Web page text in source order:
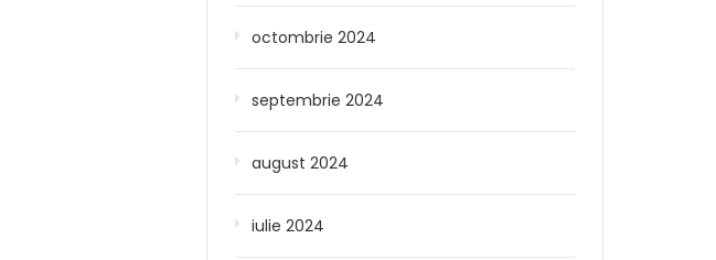
octombrie 2024
septembrie 2024
august 2024
iulie 2024